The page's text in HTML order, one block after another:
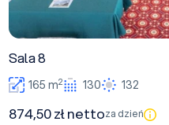
Sala 8
165 m2 130 132
874,50 zł nettoza dzień